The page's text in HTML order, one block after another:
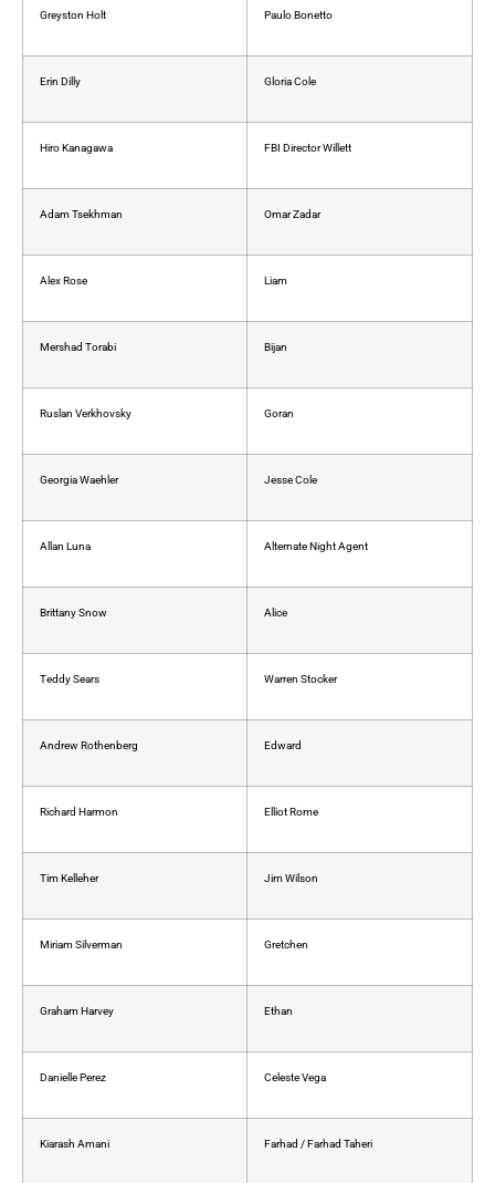
Greyston Holt Paulo Bonetto
Erin Dilly Gloria Cole
Hiro Kanagawa FBI Director Willett
Adam Tsekhman Omar Zadar
Alex Rose Liam
Mershad Torabi Bijan
Ruslan Verkhovsky Goran
Georgia Waehler Jesse Cole
Allan Luna Alternate Night Agent
Brittany Snow Alice
Teddy Sears Warren Stocker
Andrew Rothenberg Edward
Richard Harmon Elliot Rome
Tim Kelleher Jim Wilson
Miriam Silverman Gretchen
Graham Harvey Ethan
Danielle Perez Celeste Vega
Kiarash Amani Farhad / Farhad Taheri